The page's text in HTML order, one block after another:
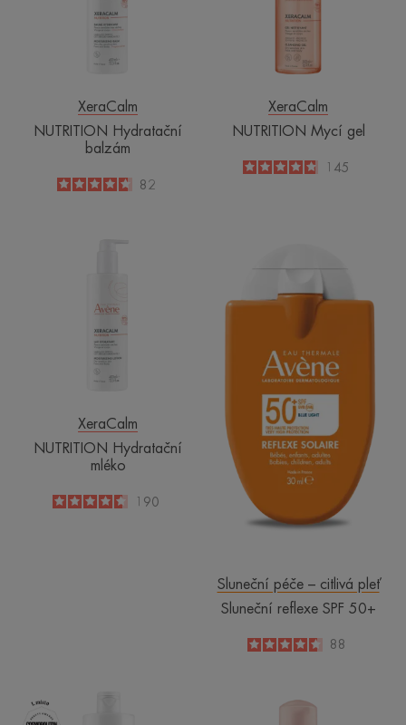
XeraCalm
NUTRITION Hydratační
balzám
4.6
/
5
82
XeraCalm
NUTRITION Mycí gel
4.8
/5145
XeraCalm
NUTRITION Hydratační
mléko
4.6
/5190
50+
Sluneční péče – citlivá pleť
Sluneční reflexe SPF 50+
4.6
/
5
88
Reparační
Čisticí